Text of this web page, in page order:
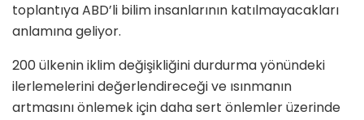
toplantıya ABD’li bilim insanlarının katılmayacakları
anlamına geliyor.
200 ülkenin iklim değişikliğini durdurma yönündeki
ilerlemelerini değerlendireceği ve ısınmanın
artmasını önlemek için daha sert önlemler üzerinde